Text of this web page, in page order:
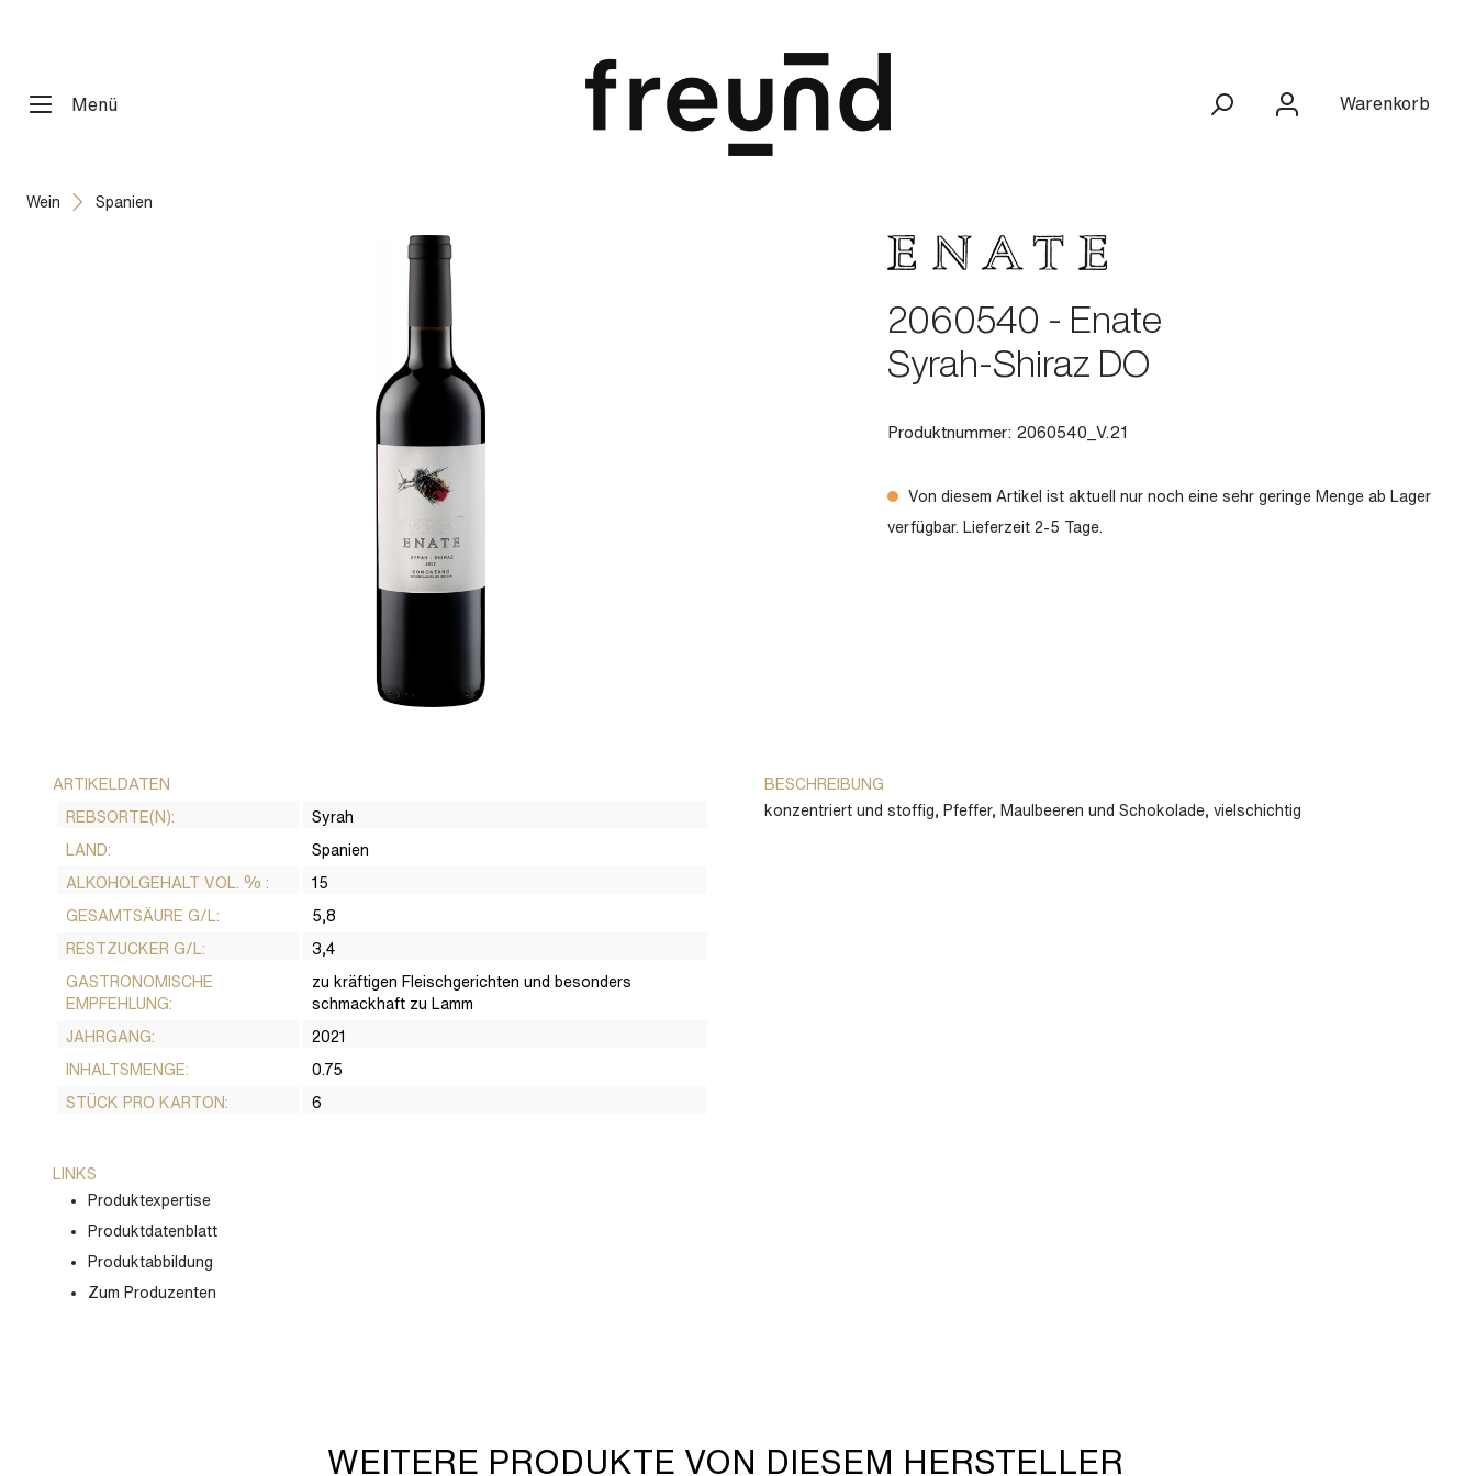
Menü Warenkorb
Wein Spanien
2060540 - Enate
Syrah-Shiraz DO
Produktnummer: 2060540_V.21
Von diesem Artikel ist aktuell nur noch eine sehr geringe Menge ab Lager
verfügbar. Lieferzeit 2-5 Tage.
ARTIKELDATEN
REBSORTE(N): Syrah
LAND: Spanien
ALKOHOLGEHALT VOL. % : 15
GESAMTSÄURE G/L: 5,8
RESTZUCKER G/L: 3,4
GASTRONOMISCHE
EMPFEHLUNG:
zu kräftigen Fleischgerichten und besonders
schmackhaft zu Lamm
JAHRGANG: 2021
INHALTSMENGE: 0.75
STÜCK PRO KARTON: 6
LINKS
Produktexpertise
Produktdatenblatt
Produktabbildung
Zum Produzenten
BESCHREIBUNG
konzentriert und stoffig, Pfeffer, Maulbeeren und Schokolade, vielschichtig
WEITERE PRODUKTE VON DIESEM HERSTELLER